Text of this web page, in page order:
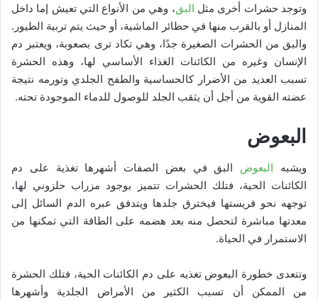
وتوجد حشرات أخرى مثل البق، وهي من الأنواع التي تعيش إما داخل
المنازل أو بالقرب منها في حظائر الماشية، أو حيث يتم تربية الطيور.
والبق من الحشرات الصغيرة جدًا، وهي تكاد ترى بصعوبة، ويعتبر دم
الإنسان وغيره من الكائنات الغذاء الأساسي لها، وهذه الحشرة
تسبب العديد من الأضرار كالحساسية والطفح الجلدي وتورمه نتيجة
عضته القوية من أجل أن يثقب الجلد للوصول للدماء الموجودة تحته.
البعوض
ويشبه البعوض البق في بعض الصفات أشهرها تغذية على دم
الكائنات الحية، فتلك الحشرات تتميز بوجود مزراب حلزوني لها،
توجهه نحو فريستها فيخترق جلدها ويتدفق عبره الدم السائل إلى
معدتها مباشرة لتحصل منه بعد هضمه على الطاقة التي تمكنها من
الاستمرار في الحياة.
وتتعدى خطورة البعوض تغذيه على دم الكائنات الحية، فتلك الحشرة
من الممكن أن تسبب الكثير من الأمراض الجلدية وأشهرها